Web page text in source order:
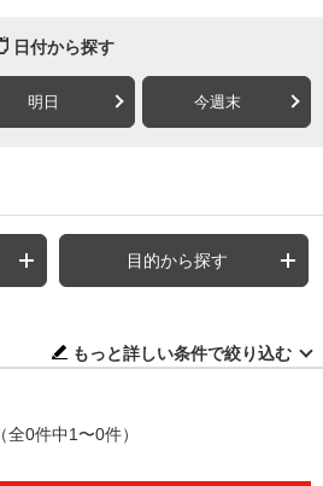
日付から探す
明日 今週末
目的から探す
もっと詳しい条件で絞り込む
（全0件中1〜0件）